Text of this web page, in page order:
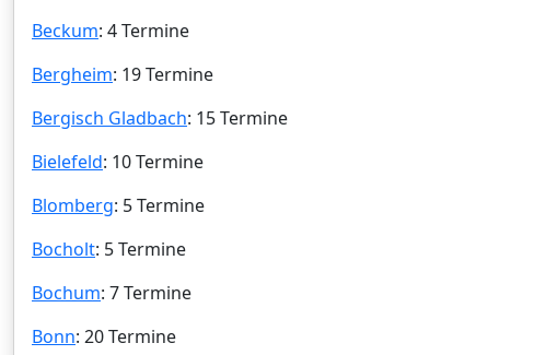
Beckum: 4 Termine
Bergheim: 19 Termine
Bergisch Gladbach: 15 Termine
Bielefeld: 10 Termine
Blomberg: 5 Termine
Bocholt: 5 Termine
Bochum: 7 Termine
Bonn: 20 Termine